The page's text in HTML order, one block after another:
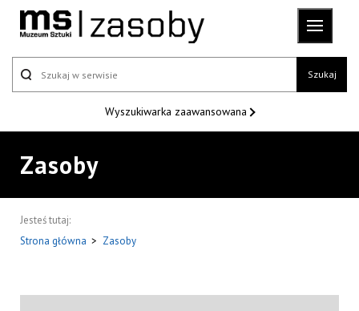
Szukaj
Wyszukiwarka zaawansowana
Zasoby
Jesteś tutaj:
Strona główna > Zasoby